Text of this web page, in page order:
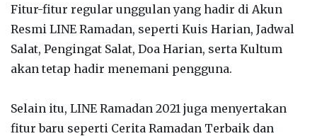
Fitur-fitur regular unggulan yang hadir di Akun
Resmi LINE Ramadan, seperti Kuis Harian, Jadwal
Salat, Pengingat Salat, Doa Harian, serta Kultum
akan tetap hadir menemani pengguna.
Selain itu, LINE Ramadan 2021 juga menyertakan
fitur baru seperti Cerita Ramadan Terbaik dan